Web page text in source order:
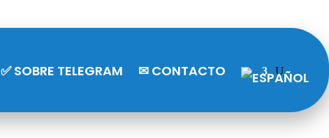
✅ SOBRE TELEGRAM ✉ CONTACTO